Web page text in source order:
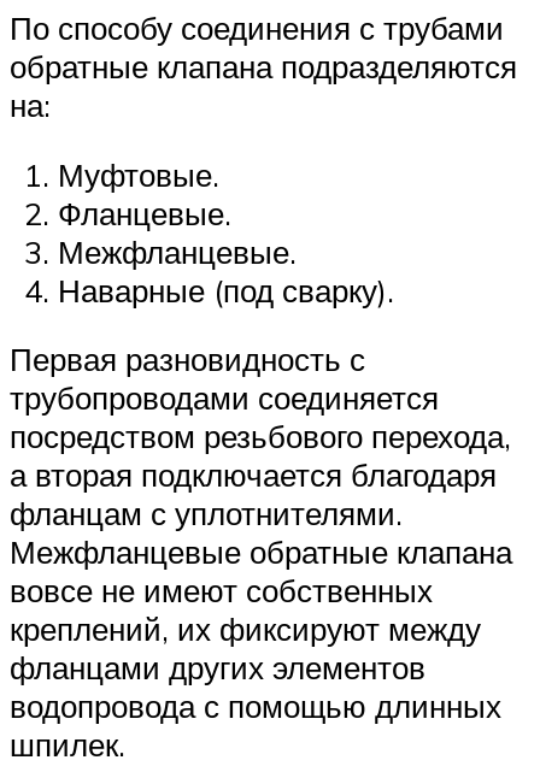
По способу соединения с трубами
обратные клапана подразделяются
на:
Муфтовые.
Фланцевые.
Межфланцевые.
Наварные (под сварку).
Первая разновидность с
трубопроводами соединяется
посредством резьбового перехода,
а вторая подключается благодаря
фланцам с уплотнителями.
Межфланцевые обратные клапана
вовсе не имеют собственных
креплений, их фиксируют между
фланцами других элементов
водопровода с помощью длинных
шпилек.